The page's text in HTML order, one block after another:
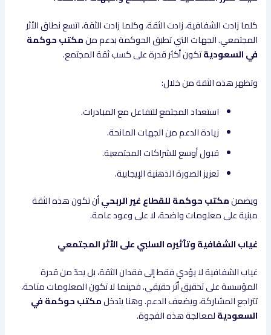
كلما زادت الشفافية، زادت الثقة، وكلما زادت الثقة، اتسع نطاق الأثر
المجتمعي. الجهات التي تطبق الحوكمة بدعم منمكتب حوكمة
في السعوديةتكون أكثر قدرة على كسب ثقة المجتمع.
وتظهر هذه الثقة من خلال:
استعداد المجتمع للتفاعل مع المبادرات.
زيادة الدعم من الجهات المانحة.
قبول أوسع للشراكات المجتمعية.
تعزيز الصورة الذهنية الإيجابية.
ويضمنمكتب حوكمة للقطاع غير الربحيأن تكون هذه الثقة
مبنية على معلومات واضحة، لا على وعود عامة.
غياب الشفافية وتأثيره السلبي على الأثر المجتمعي
غياب الشفافية لا يؤدي فقط إلى فقدان الثقة، بل يحدّ من قدرة
المؤسسة على تحقيق أثر حقيقي. فحينما لا تكون المعلومات متاحة،
تتراجع المشاركة، ويضعف الدعم. وهنا يتدخلمكتب حوكمة في
السعوديةلمعالجة هذه الفجوة.